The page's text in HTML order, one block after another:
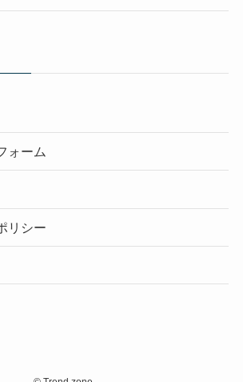
ォーム
リシー